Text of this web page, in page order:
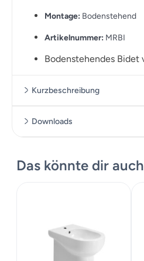
Montage: Bodenstehend
Artikelnummer: MRBI
Bodenstehendes Bidet
Kurzbeschreibung
Bodenstehendes Bidet von
Downloads
Das könnte dir